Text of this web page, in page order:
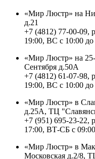
«Мир Люстр» на
д.21
+7 (4812) 77-00-
19:00, ВС с 10:00 до
«Мир Люстр» на
Сентября д.50А
+7 (4812) 61-07-
19:00, ВС с 10:00 до
«Мир Люстр» в
д.25А, ТЦ
+7 (951) 695-23-
17:00, ВТ-СБ с
«Мир Люстр» в
Московская д.2/8,